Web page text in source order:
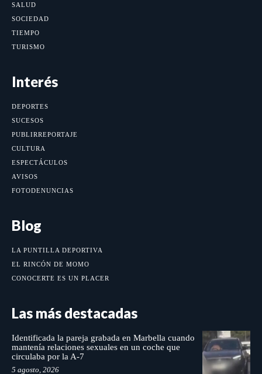
SALUD
SOCIEDAD
TIEMPO
TURISMO
Interés
DEPORTES
SUCESOS
PUBLIRREPORTAJE
CULTURA
ESPECTÁCULOS
AVISOS
FOTODENUNCIAS
Blog
LA PUNTILLA DEPORTIVA
EL RINCÓN DE MOMO
CONOCERTE ES UN PLACER
Las más destacadas
Identificada la pareja grabada en Marbella cuando
mantenía relaciones sexuales en un coche que
circulaba por la A-7
5 agosto, 2026